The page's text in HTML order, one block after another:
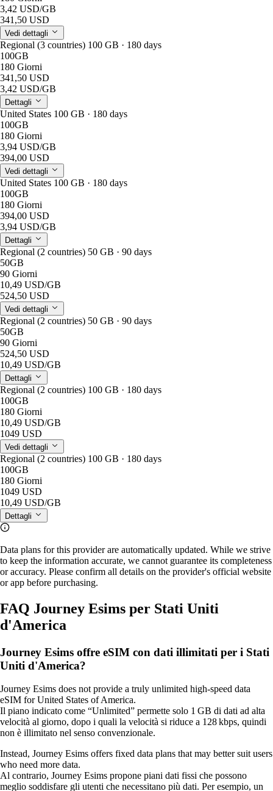
3,42 USD/GB
341,50 USD
Vedi dettagli
Regional (3 countries) 100 GB · 180 days
100GB
180 Giorni
341,50 USD
3,42 USD/GB
Dettagli
United States 100 GB · 180 days
100GB
180 Giorni
3,94 USD/GB
394,00 USD
Vedi dettagli
United States 100 GB · 180 days
100GB
180 Giorni
394,00 USD
3,94 USD/GB
Dettagli
Regional (2 countries) 50 GB · 90 days
50GB
90 Giorni
10,49 USD/GB
524,50 USD
Vedi dettagli
Regional (2 countries) 50 GB · 90 days
50GB
90 Giorni
524,50 USD
10,49 USD/GB
Dettagli
Regional (2 countries) 100 GB · 180 days
100GB
180 Giorni
10,49 USD/GB
1049 USD
Vedi dettagli
Regional (2 countries) 100 GB · 180 days
100GB
180 Giorni
1049 USD
10,49 USD/GB
Dettagli
Data plans for this provider are automatically updated. While we strive
to keep the information accurate, we cannot guarantee its completeness
or accuracy. Please confirm all details on the provider's official website
or app before purchasing.
FAQ Journey Esims per Stati Uniti
d'America
Journey Esims offre eSIM con dati illimitati per i Stati
Uniti d'America?
Journey Esims does not provide a truly unlimited high‑speed data
eSIM for United States of America.
Il piano indicato come “Unlimited” permette solo 1 GB di dati ad alta
velocità al giorno, dopo i quali la velocità si riduce a 128 kbps, quindi
non è illimitato nel senso convenzionale.
Instead, Journey Esims offers fixed data plans that may better suit users
who need more data.
Al contrario, Journey Esims propone piani dati fissi che possono
meglio soddisfare gli utenti che necessitano più dati. Per esempio, un